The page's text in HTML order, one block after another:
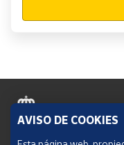
Política de cookies
AVISO DE COOKIES